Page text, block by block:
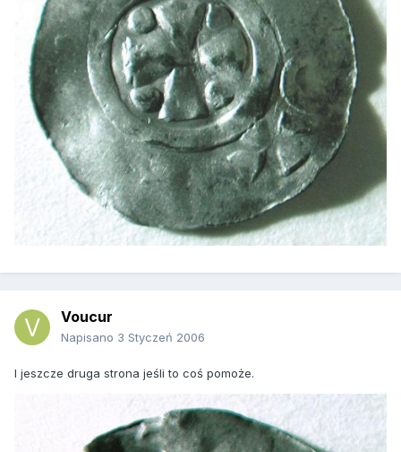
Voucur
Napisano 3 Styczeń 2006
I jeszcze druga strona jeśli to coś pomoże.